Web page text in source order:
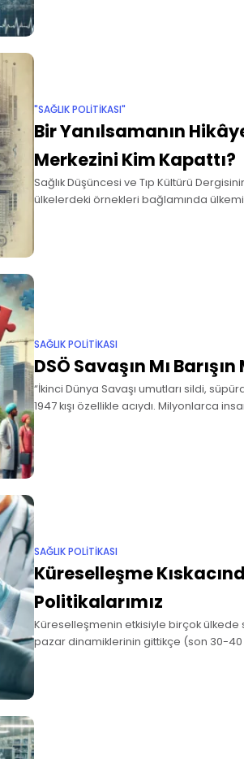
yayınlanmıştı. O
"SAĞLIK POLITIKASI"
Bir Yanılsamanın
Merkezini Kim Kapattı?
Sağlık Düşüncesi ve Tıp Kültürü
ülkelerdeki örnekleri bağlamında
SAĞLIK POLITIKASI
DSÖ Savaşın Mı Barışın
“İkinci Dünya Savaşı umutları sildi,
1947 kışı özellikle acıydı. Milyonlarca
giyeceksizdi. Her zaman olduğu gibi
etkilenen bazı
SAĞLIK POLITIKASI
Küreselleşme
Politikalarımız
Küreselleşmenin etkisiyle birçok ülkede
pazar dinamiklerinin gittikçe (son 30-40
göz ardı edemeyiz. 1980’lerde